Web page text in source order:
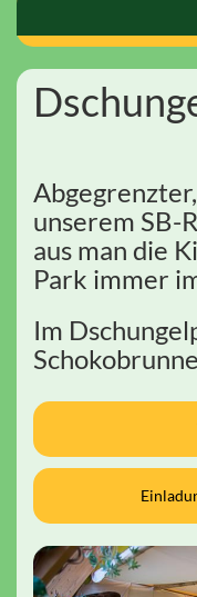
unserem SB-
aus man die
Park immer
Im